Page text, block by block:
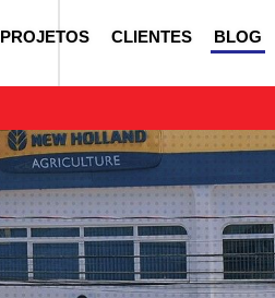
PROJETOS CLIENTES BLOG